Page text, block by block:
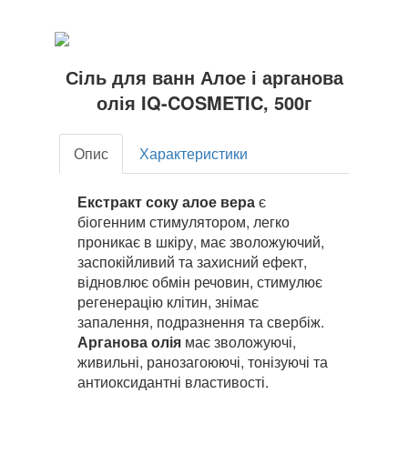
Сіль для ванн Алое і арганова
олія IQ-COSMETIC, 500г
Опис Характеристики
Екстракт соку алое верає
біогенним стимулятором, легко
проникає в шкіру, має зволожуючий,
заспокійливий та захисний ефект,
відновлює обмін речовин, стимулює
регенерацію клітин, знімає
запалення, подразнення та свербіж.
Арганова олія має зволожуючі,
живильні, ранозагоюючі, тонізуючі та
антиоксидантні властивості.